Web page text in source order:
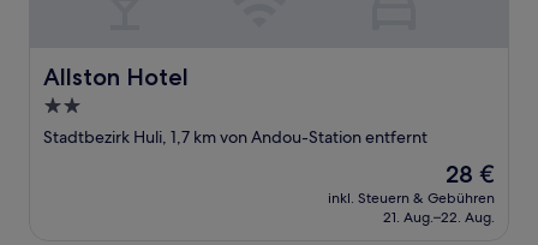
Allston Hotel
Allston Hotel
2.0-
Sterne-
Stadtbezirk Huli, 1,7 km von Andou-Station entfernt
Der
Preis
beträgt
28 €
inkl. Steuern & Gebühren
21. Aug.–22. Aug.